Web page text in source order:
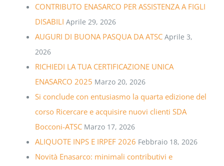
CONTRIBUTO ENASARCO PER ASSISTENZA A FIGLI
DISABILI Aprile 29, 2026
AUGURI DI BUONA PASQUA DA ATSC Aprile 3,
2026
RICHIEDI LA TUA CERTIFICAZIONE UNICA
ENASARCO 2025 Marzo 20, 2026
Si conclude con entusiasmo la quarta edizione del
corso Ricercare e acquisire nuovi clienti SDA
Bocconi-ATSC Marzo 17, 2026
ALIQUOTE INPS E IRPEF 2026 Febbraio 18, 2026
Novità Enasarco: minimali contributivi e